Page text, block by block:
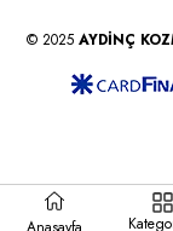
© 2025AYDİNÇ